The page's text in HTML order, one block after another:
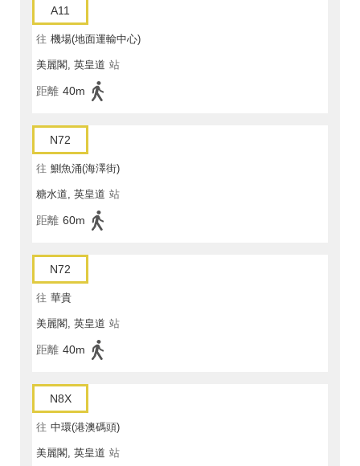
A11
往 機場(地面運輸中心)
美麗閣, 英皇道 站
距離 40m
N72
往 鰂魚涌(海澤街)
糖水道, 英皇道 站
距離 60m
N72
往 華貴
美麗閣, 英皇道 站
距離 40m
N8X
往 中環(港澳碼頭)
美麗閣, 英皇道 站